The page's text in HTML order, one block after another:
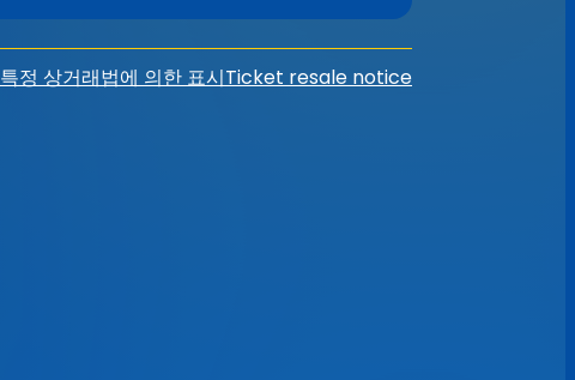
특정 상거래법에 의한 표시Ticket resale notice